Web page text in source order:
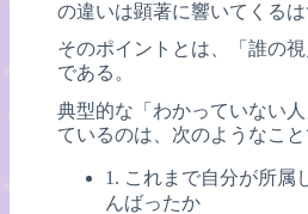
の違いは顕著に響いてくるは
そのポイントとは、「誰の視
である。
典型的な「わかっていない
ているのは、次のようなこと
1. これまで自分が所属
んばったか